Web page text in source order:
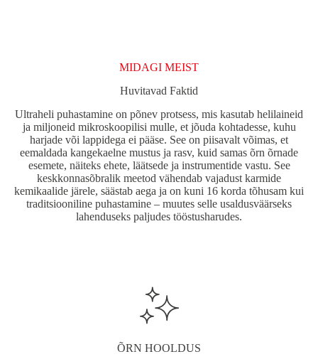
MIDAGI MEIST
Huvitavad Faktid
Ultraheli puhastamine on põnev protsess, mis kasutab helilaineid
ja miljoneid mikroskoopilisi mulle, et jõuda kohtadesse, kuhu
harjade või lappidega ei pääse. See on piisavalt võimas, et
eemaldada kangekaelne mustus ja rasv, kuid samas õrn õrnade
esemete, näiteks ehete, läätsede ja instrumentide vastu. See
keskkonnasõbralik meetod vähendab vajadust karmide
kemikaalide järele, säästab aega ja on kuni 16 korda tõhusam kui
traditsiooniline puhastamine – muutes selle usaldusväärseks
lahenduseks paljudes tööstusharudes.
ÕRN HOOLDUS